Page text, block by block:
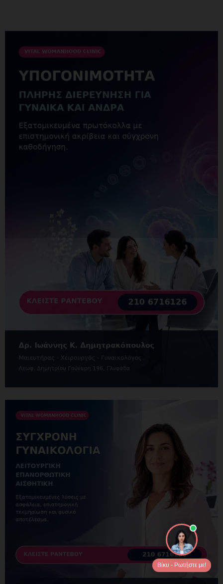
Βίκυ - Ρωτήστε με!